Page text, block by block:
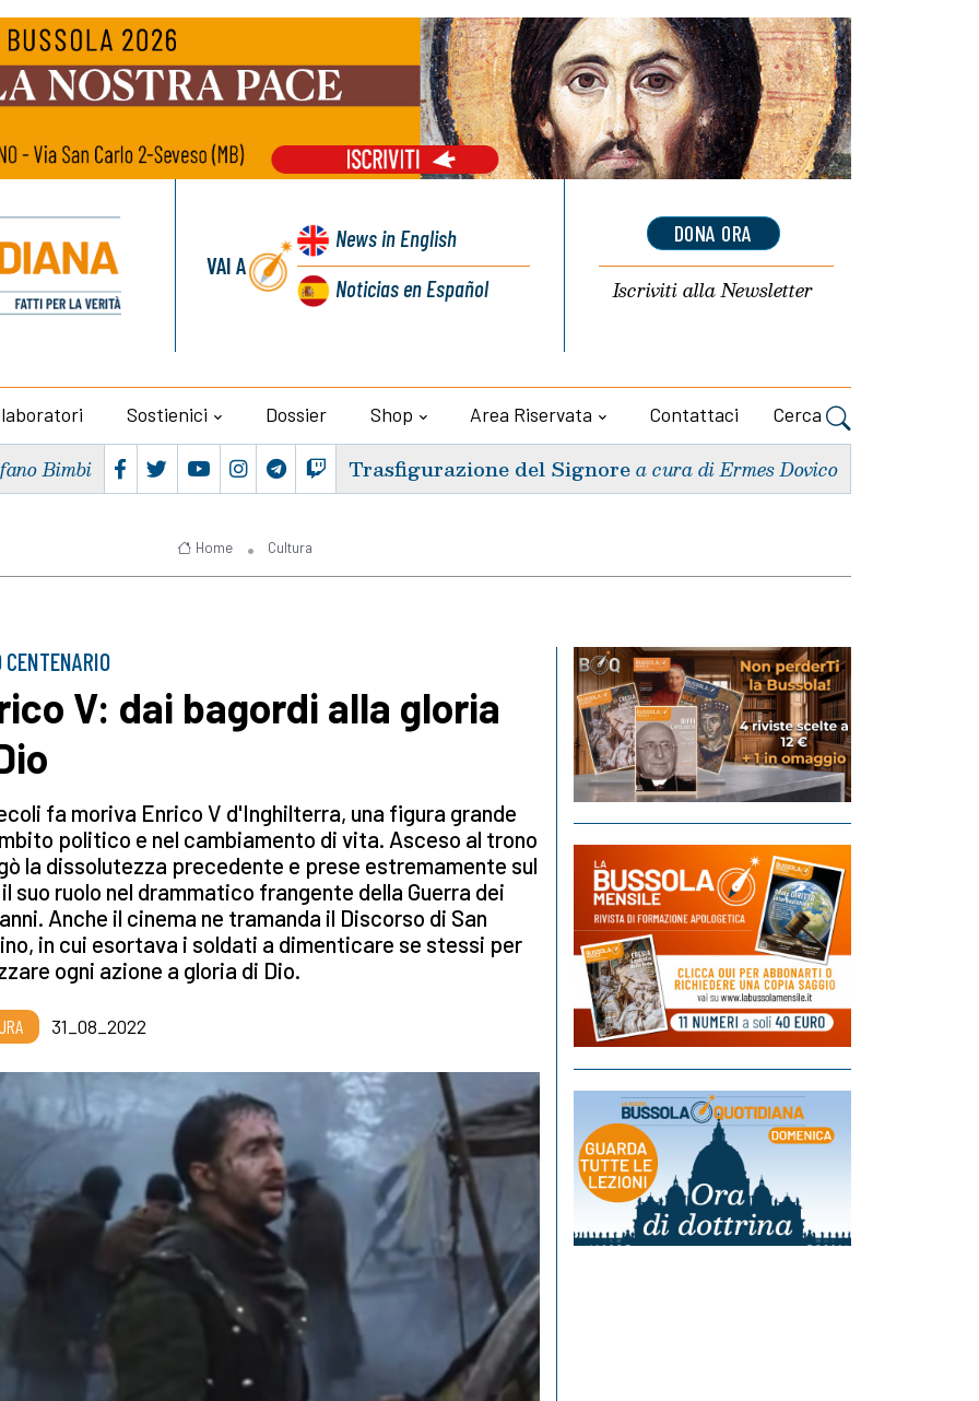
VAI A
Newsin English
Noticiasen Español
DONA ORA
Iscriviti allaNewsletter
Sostienici Dossier Shop Area Riservata Contattaci Cerca
Bimbi Trasfigurazione del Signorea cura di Ermes Dovico
Home Cultura
CENTENARIO
V: dai bagordi alla gloria
fa moriva Enrico V d'Inghilterra, una figura grande
politico e nel cambiamento di vita. Asceso al trono
la dissolutezza precedente e prese estremamente sul
suo ruolo nel drammatico frangente della Guerra dei
Anche il cinema ne tramanda il Discorso di San
in cui esortava i soldati a dimenticare se stessi per
ogni azione a gloria di Dio.
31_08_2022